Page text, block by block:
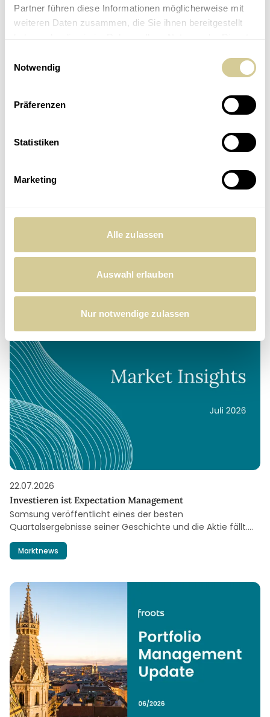
Partner führen diese Informationen möglicherweise mit
weiteren Daten zusammen, die Sie ihnen bereitgestellt
Notwendig
Präferenzen
Statistiken
Marketing
Alle zulassen
Auswahl erlauben
Nur notwendige zulassen
betrachten. Sie sind nicht auf die individuellen Bedürfnisse,
Kenntnisse und Risikobereitschaft des Anlegers
dass die aufgeführten und/oder für die Analysen und
Prognosen verwendeten Vergangenheitswerte keinen
zuverlässigen Indikator für künftige Ergebnisse darstellen.
Kapitalanlagen bergen Risiken.
David Mayer-Heinisch
Ähnliche Beiträge
22.07.2026
Investieren ist Expectation Management
Samsung veröffentlicht eines der besten
Quartalsergebnisse seiner Geschichte und die Aktie fällt.
Wie kann das sein?
Marktnews